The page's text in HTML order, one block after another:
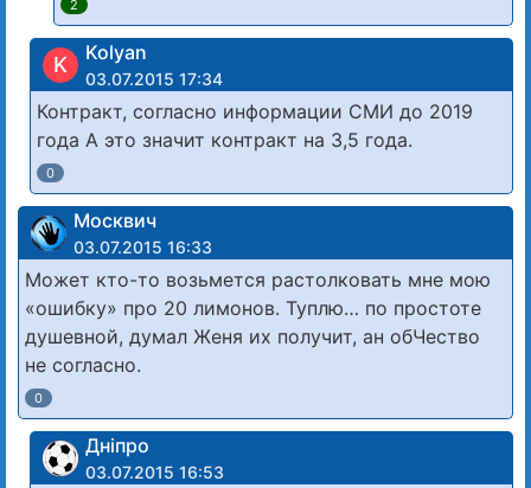
2
K Kolyan
03.07.2015 17:34
Контракт, согласно информации СМИ до 2019
года А это значит контракт на 3,5 года.
0
Москвич
03.07.2015 16:33
Может кто-то возьмется растолковать мне мою
«ошибку» про 20 лимонов. Туплю… по простоте
душевной, думал Женя их получит, ан обЧество
не согласно.
0
Дніпро
03.07.2015 16:53